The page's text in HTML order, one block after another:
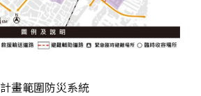
計畫範圍防災系統